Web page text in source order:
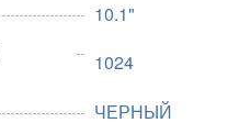
10.1"
1024
ЧЕРНЫЙ